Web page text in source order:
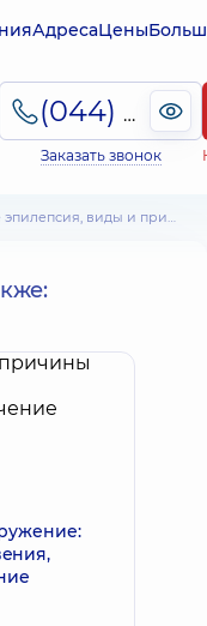
АдресаЦены
(044) 495-2-888
Заказать звонок
и причины. Симптомы эпилепсии разных видов, лечение. Первая помощь